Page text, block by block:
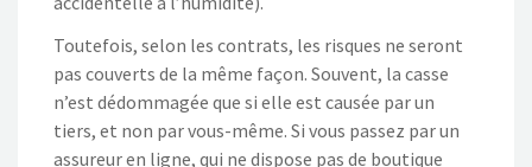
Toutefois, selon les contrats, les risques ne seront
pas couverts de la même façon. Souvent, la casse
n’est dédommagée que si elle est causée par un
tiers, et non par vous-même. Si vous passez par un
assureur en ligne, qui ne dispose pas de boutique